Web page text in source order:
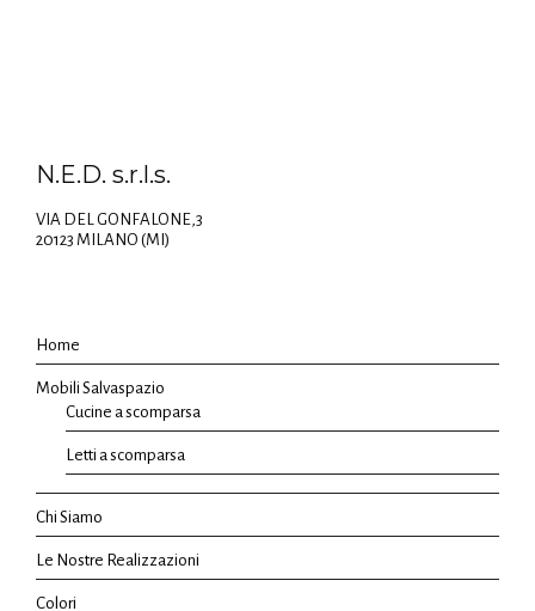
N.E.D. s.r.l.s.
VIA DEL GONFALONE,3
20123 MILANO (MI)
Home
Mobili Salvaspazio
Cucine a scomparsa
Letti a scomparsa
Chi Siamo
Le Nostre Realizzazioni
Colori